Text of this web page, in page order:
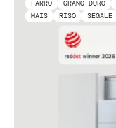
FARRO GRANO DURO
MAIS
RISO SEGALE